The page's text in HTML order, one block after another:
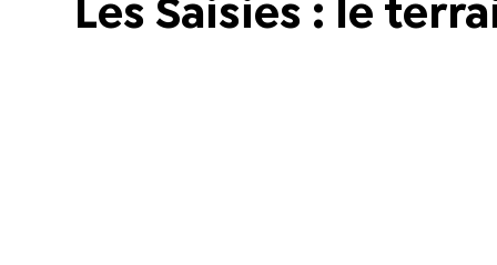
Les Saisies : le